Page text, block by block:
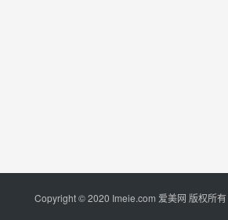
Copyright © 2020 Imeie.com 爱美网 版权所有